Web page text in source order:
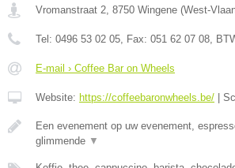
Vromanstraat 2 8750 Wingene (West-
Tel: 0496 53 02 05 , Fax: 051 62 07 08 ,
E-mail › Coffee Bar on Wheels
Website: https://coffeebaronwheels.be/ |
Een evenement op uw evenement,
glimmende ▼